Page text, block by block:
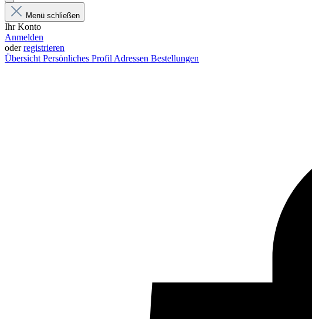
Menü schließen
Ihr Konto
Anmelden
oderregistrieren
Übersicht Persönliches Profil Adressen Bestellungen